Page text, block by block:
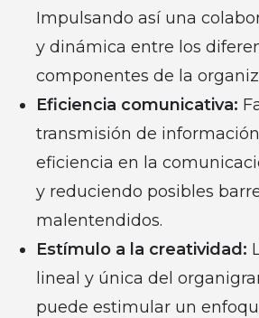
Impulsando así una
y dinámica entre los
componentes de la
Eficiencia comunicativa:
transmisión de
eficiencia en la
y reduciendo posibles
malentendidos.
Estímulo a la creatividad:
lineal y única del
puede estimular un